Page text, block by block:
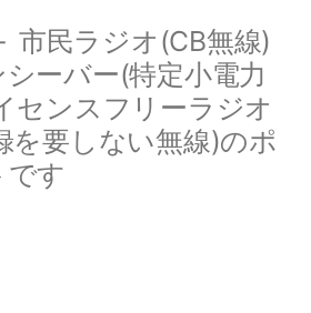
市民ラジオ(CB無線)
ーバー(特定小電力
センスフリーラジオ
を要しない無線)のポ
です